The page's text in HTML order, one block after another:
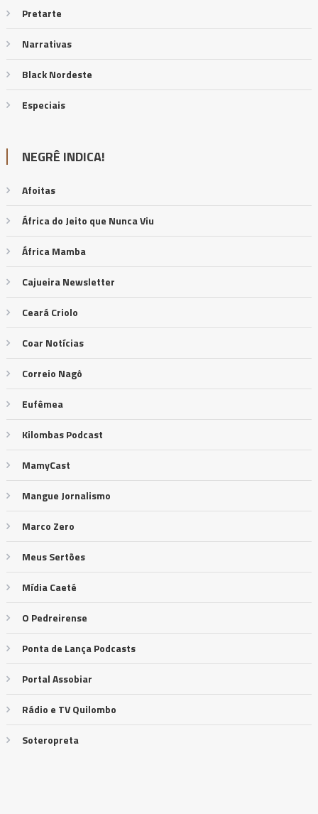
Pretarte
Narrativas
Black Nordeste
Especiais
NEGRÊ INDICA!
Afoitas
África do Jeito que Nunca Viu
África Mamba
Cajueira Newsletter
Ceará Criolo
Coar Notícias
Correio Nagô
Eufêmea
Kilombas Podcast
MamyCast
Mangue Jornalismo
Marco Zero
Meus Sertões
Mídia Caeté
O Pedreirense
Ponta de Lança Podcasts
Portal Assobiar
Rádio e TV Quilombo
Soteropreta